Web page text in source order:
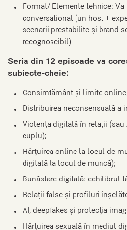
Format/ Elemente tehnice:
conversational (un host +
scenarii prestabilite și brand
recognoscibil).
Seria din 12 episoade va
subiecte-cheie:
Consimțământ și limite online;
Distribuirea neconsensuală a
Violența digitală în relații
cuplu);
Hărțuirea online la locul de
digitală la locul de muncă);
Bunăstare digitală: echilibrul
Relații false și profiluri
AI, deepfakes și protecția
Hărțuirea sexuală în mediul